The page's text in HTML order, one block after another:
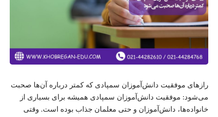
رازهای موفقیت دانش‌آموزان سمپادی که کمتر درباره آن‌ها صحبت
می‌شود: موفقیت دانش‌آموزان سمپادی همیشه برای بسیاری از
خانواده‌ها، دانش‌آموزان و حتی معلمان جذاب بوده است. وقتی